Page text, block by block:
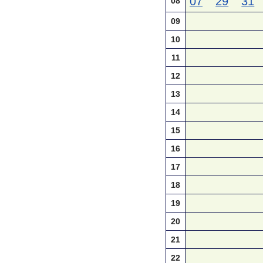
09
10
11
12
13
14
15
16
17
18
19
20
21
22